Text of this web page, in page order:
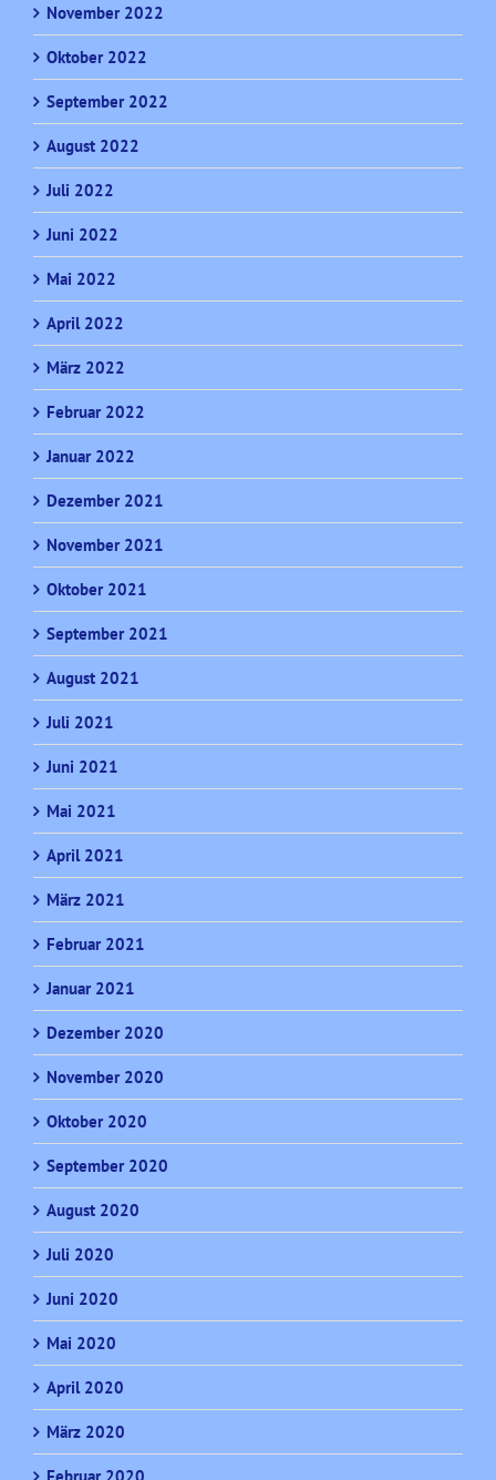
November 2022
Oktober 2022
September 2022
August 2022
Juli 2022
Juni 2022
Mai 2022
April 2022
März 2022
Februar 2022
Januar 2022
Dezember 2021
November 2021
Oktober 2021
September 2021
August 2021
Juli 2021
Juni 2021
Mai 2021
April 2021
März 2021
Februar 2021
Januar 2021
Dezember 2020
November 2020
Oktober 2020
September 2020
August 2020
Juli 2020
Juni 2020
Mai 2020
April 2020
März 2020